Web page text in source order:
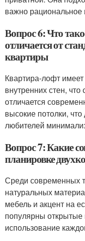
важно рациональное
Вопрос 6: Что
отличается от
квартиры
Квартира-лофт
внутренних стен,
отличается
высокие потолки,
любителей
Вопрос 7: Какие
планировке
Среди современных
натуральных
мебель и акцент на
популярны
использование